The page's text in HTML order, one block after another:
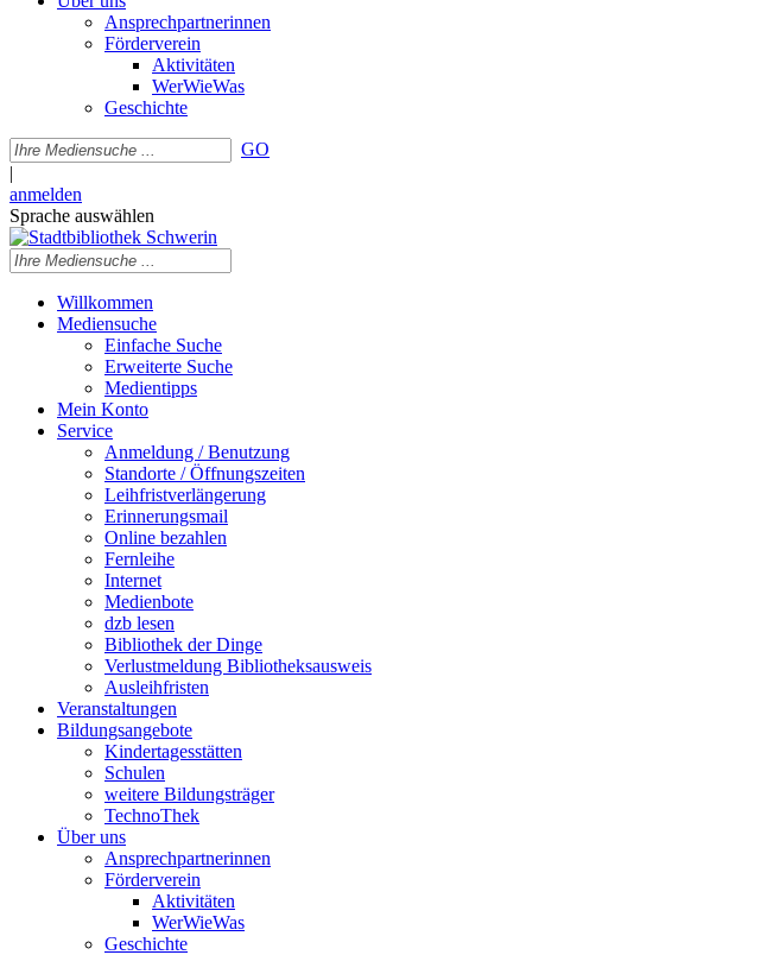
Ansprechpartnerinnen
Förderverein
Aktivitäten
WerWieWas
Geschichte
GO
|
anmelden
Sprache auswählen
Willkommen
Mediensuche
Einfache Suche
Erweiterte Suche
Medientipps
Mein Konto
Service
Anmeldung / Benutzung
Standorte / Öffnungszeiten
Leihfristverlängerung
Erinnerungsmail
Online bezahlen
Fernleihe
Internet
Medienbote
dzb lesen
Bibliothek der Dinge
Verlustmeldung Bibliotheksausweis
Ausleihfristen
Veranstaltungen
Bildungsangebote
Kindertagesstätten
Schulen
weitere Bildungsträger
TechnoThek
Über uns
Ansprechpartnerinnen
Förderverein
Aktivitäten
WerWieWas
Geschichte